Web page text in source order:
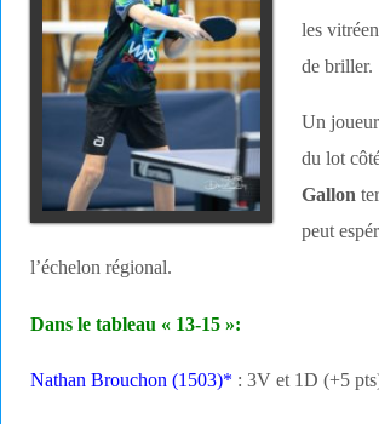
les
de briller.
Un
du lot
Gallon
peut
l’échelon régional.
Dans le tableau « 13-15 »:
Nathan Brouchon (1503)* : 3V et 1D (+5